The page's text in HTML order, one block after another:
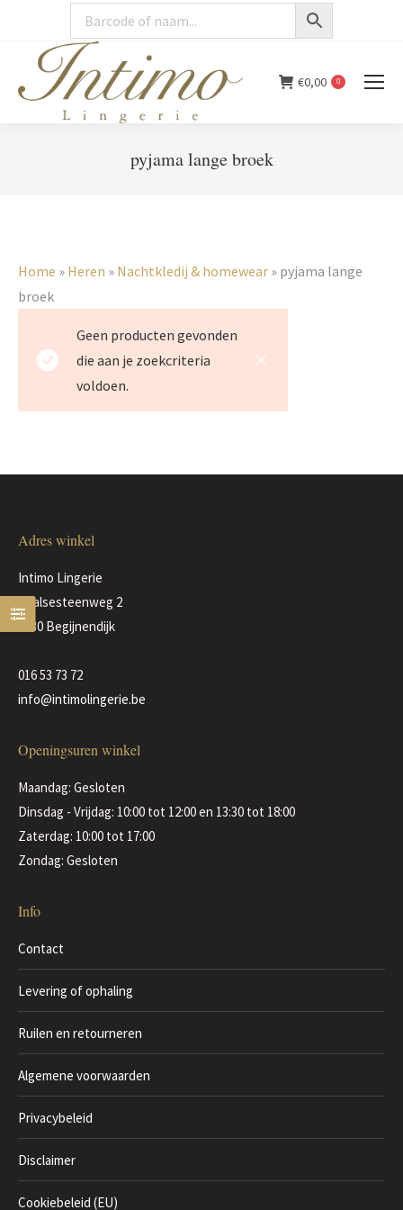
€0,00 0
pyjama lange broek
Home » Heren » Nachtkledij & homewear » pyjama lange
broek
Geen producten gevonden
die aan je zoekcriteria
voldoen.
Adres winkel
Intimo Lingerie
Baalsesteenweg 2
3130 Begijnendijk
016 53 73 72
info@intimolingerie.be
Openingsuren winkel
Maandag: Gesloten
Dinsdag - Vrijdag: 10:00 tot 12:00 en 13:30 tot 18:00
Zaterdag: 10:00 tot 17:00
Zondag: Gesloten
Info
Contact
Levering of ophaling
Ruilen en retourneren
Algemene voorwaarden
Privacybeleid
Disclaimer
Cookiebeleid (EU)